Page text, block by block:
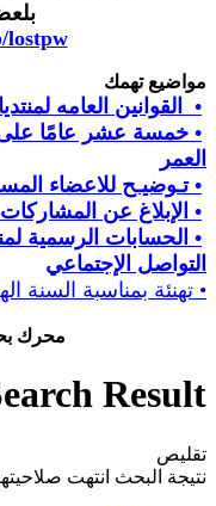
lostpw
مواضيع تهمك
• القوانين العامه
• خمسة عشر عامًا
العمر
• تـوضيـح للاعضاء
• الإبلاغ عن
• الحسابات الرسمية
التواصل الإجتماعي
• تهنئة بمناسبة السنة
محرك
Result
تقليص
نتيجة البحث انتهت